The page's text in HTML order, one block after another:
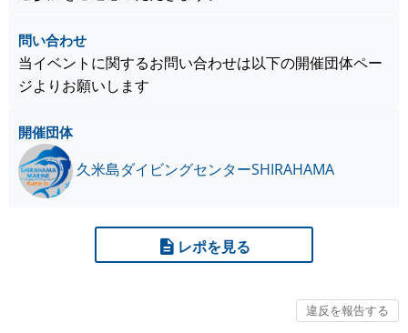
問い合わせ
当イベントに関するお問い合わせは以下の開催団体ペー
ジよりお願いします
開催団体
久米島ダイビングセンターSHIRAHAMA
レポを見る